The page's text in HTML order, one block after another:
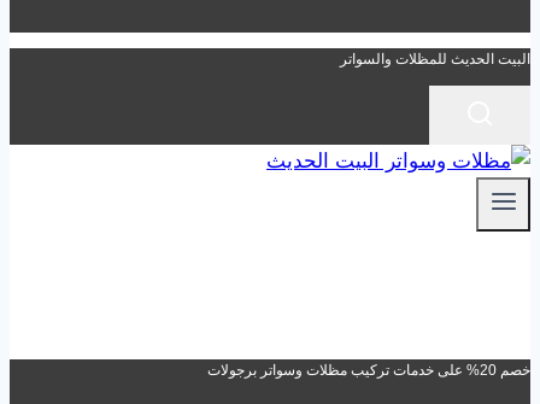
البيت الحديث للمظلات والسواتر
خصم 20% على خدمات تركيب مظلات وسواتر برجولات